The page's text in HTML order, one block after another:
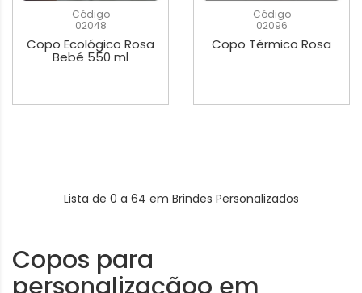
Código
02048
Copo Ecológico Rosa
Bebé 550 ml
Código
02096
Copo Térmico Rosa
Lista de 0 a 64 em Brindes Personalizados
Copos para